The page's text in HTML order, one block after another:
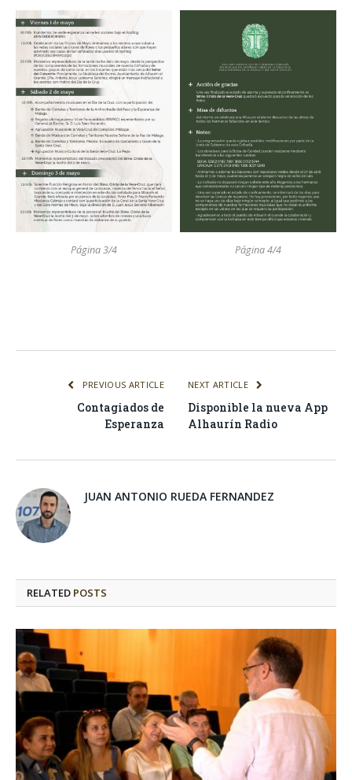
Página 3/4 Página 4/4
PREVIOUS ARTICLE
Contagiados de
Esperanza
NEXT ARTICLE
Disponible la nueva App
Alhaurín Radio
JUAN ANTONIO RUEDA FERNANDEZ
RELATED POSTS